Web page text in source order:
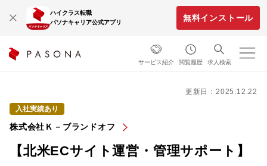
ハイクラス転職
パソナキャリア公式アプリ
無料インストール
サービス紹介 閲覧履歴 求人検索
更新日：2025.12.22
入社実績あり
株式会社Ｋ－ブランドオフ
【北米ECサイト運営・管理サポート】